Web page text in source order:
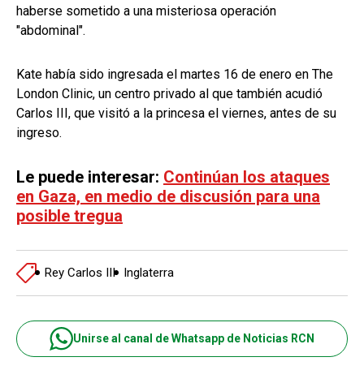
haberse sometido a una misteriosa operación
"abdominal".
Kate había sido ingresada el martes 16 de enero en The
London Clinic, un centro privado al que también acudió
Carlos III, que visitó a la princesa el viernes, antes de su
ingreso.
Le puede interesar: Continúan los ataques
en Gaza, en medio de discusión para una
posible tregua
Rey Carlos III Inglaterra
Unirse al canal de Whatsapp de Noticias RCN